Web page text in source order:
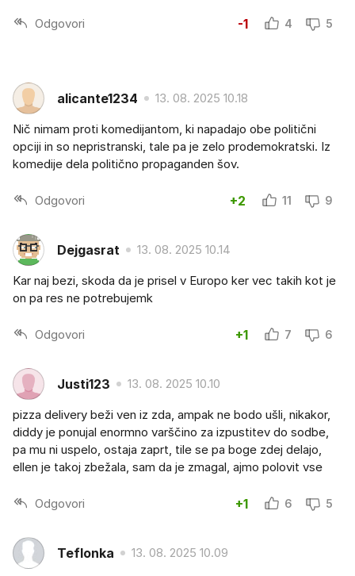
Odgovori -1 4 5
alicante1234 13. 08. 2025 10.18
Nič nimam proti komedijantom, ki napadajo obe politični
opciji in so nepristranski, tale pa je zelo prodemokratski. Iz
komedije dela politično propaganden šov.
Odgovori +2 11 9
Dejgasrat 13. 08. 2025 10.14
Kar naj bezi, skoda da je prisel v Europo ker vec takih kot je
on pa res ne potrebujemk
Odgovori +1 7 6
Justi123 13. 08. 2025 10.10
pizza delivery beži ven iz zda, ampak ne bodo ušli, nikakor,
diddy je ponujal enormno varščino za izpustitev do sodbe,
pa mu ni uspelo, ostaja zaprt, tile se pa boge zdej delajo,
ellen je takoj zbežala, sam da je zmagal, ajmo polovit vse
Odgovori +1 6 5
Teflonka 13. 08. 2025 10.09